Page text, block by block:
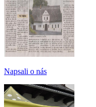
Napsali o nás